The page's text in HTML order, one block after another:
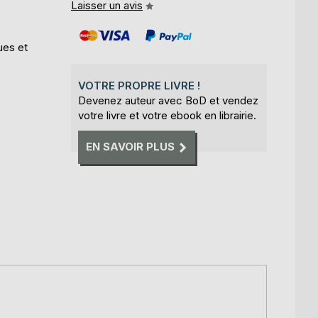
et
Laisser un avis
VOTRE PROPRE LIVRE !
Devenez auteur avec BoD et vendez
votre livre et votre ebook en librairie.
EN SAVOIR PLUS